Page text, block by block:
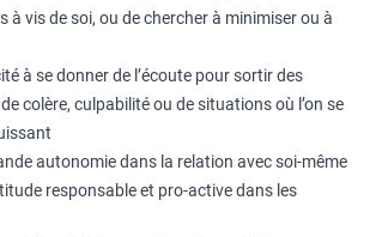
à vis de soi, ou de chercher à minimiser ou à
à se donner de l’écoute pour sortir des
colère, culpabilité ou de situations où l’on se
autonomie dans la relation avec soi-même
responsable et pro-active dans les